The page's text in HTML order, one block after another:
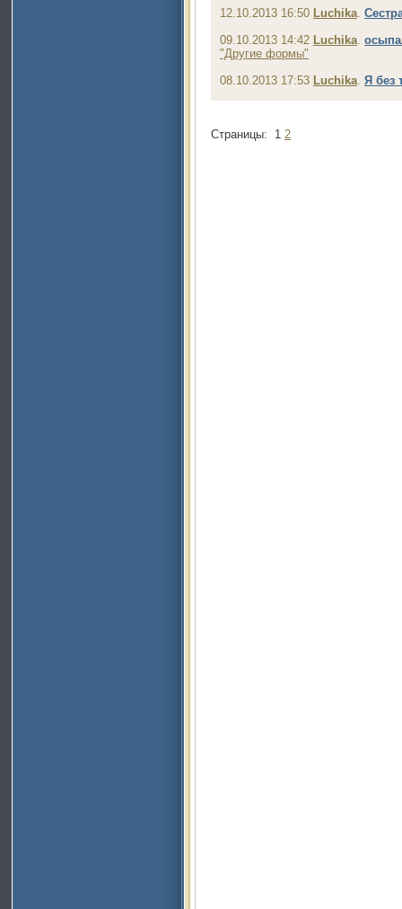
12.10.2013 16:50 Luchika.
09.10.2013 14:42 Luchika.
"Другие формы"
08.10.2013 17:53 Luchika. Я без
Страницы: 1 2